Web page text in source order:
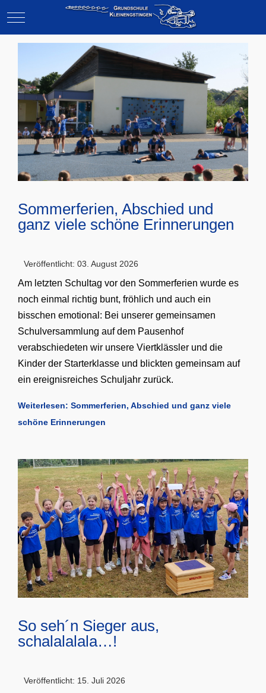
Mobile Menu Toggle
Sommerferien, Abschied und
ganz viele schöne Erinnerungen
Veröffentlicht: 03. August 2026
Am letzten Schultag vor den Sommerferien wurde es
noch einmal richtig bunt, fröhlich und auch ein
bisschen emotional: Bei unserer gemeinsamen
Schulversammlung auf dem Pausenhof
verabschiedeten wir unsere Viertklässler und die
Kinder der Starterklasse und blickten gemeinsam auf
ein ereignisreiches Schuljahr zurück.
Weiterlesen: Sommerferien, Abschied und ganz viele
schöne Erinnerungen
So seh´n Sieger aus,
schalalalala…!
Veröffentlicht: 15. Juli 2026